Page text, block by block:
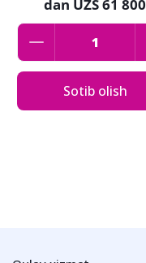
dan UZS 61 800
Sotib olish